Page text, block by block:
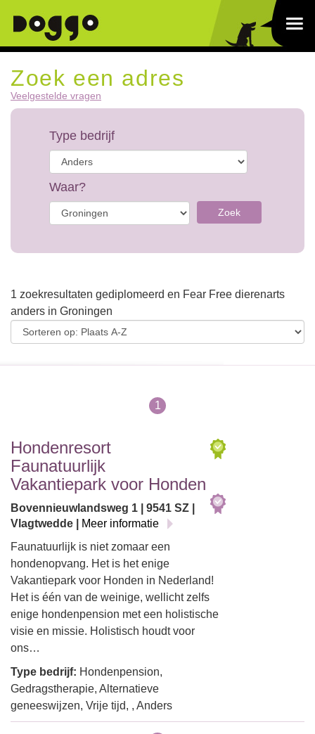
Zoek een adres
Veelgestelde vragen
Type bedrijf
Waar?
Zoek
1 zoekresultaten gediplomeerd en Fear Free dierenarts
anders in Groningen
1
Hondenresort
Faunatuurlijk
Vakantiepark voor Honden
Bovennieuwlandsweg 1 | 9541 SZ |
Vlagtwedde |
Meer informatie
Faunatuurlijk is niet zomaar een
hondenopvang. Het is het enige
Vakantiepark voor Honden in Nederland!
Het is één van de weinige, wellicht zelfs
enige hondenpension met een holistische
visie en missie. Holistisch houdt voor
ons…
Type bedrijf: Hondenpension,
Gedragstherapie, Alternatieve
geneeswijzen, Vrije tijd, , Anders